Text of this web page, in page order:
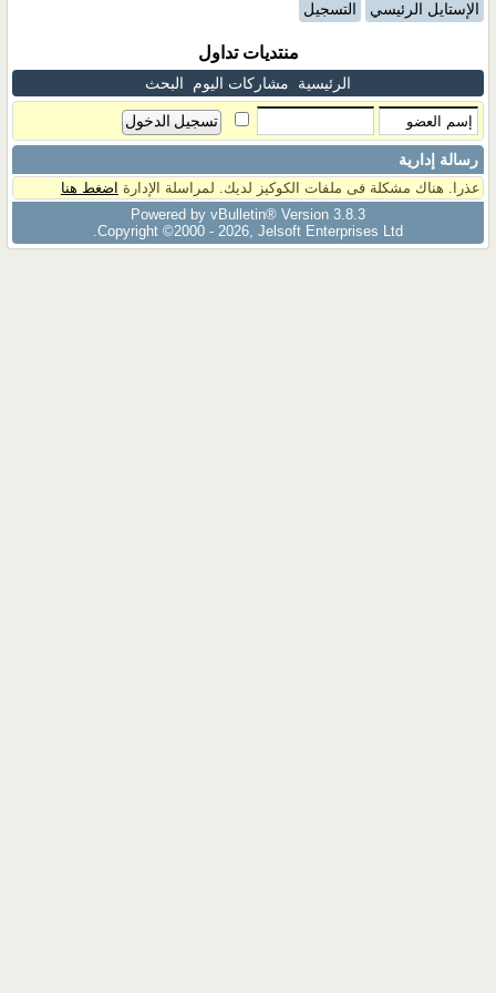
الإستايل الرئيسي التسجيل
منتديات تداول
الرئيسية مشاركات اليوم البحث
رسالة إدارية
عذرا. هناك مشكلة فى ملفات الكوكيز لديك. لمراسلة الإدارة اضغط هنا
Powered by vBulletin® Version 3.8.3
Copyright ©2000 - 2026, Jelsoft Enterprises Ltd.